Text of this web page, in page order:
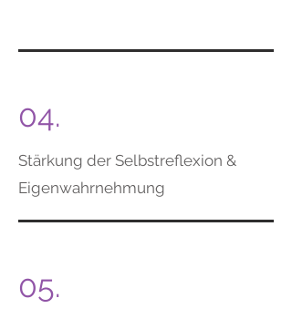
04.
Stärkung der Selbstreflexion &
Eigenwahrnehmung
05.